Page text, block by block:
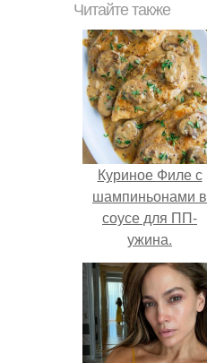
Читайте также
Куриное Филе с
шампиньонами в
соусе для ПП-
ужина.